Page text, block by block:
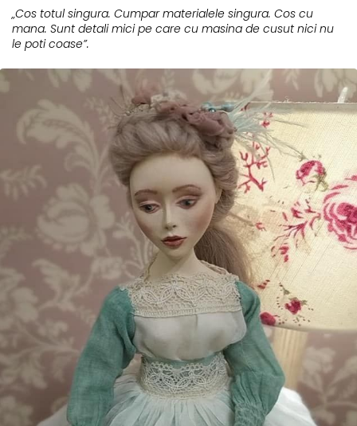
„Cos totul singura. Cumpar materialele singura. Cos cu
mana. Sunt detali mici pe care cu masina de cusut nici nu
le poti coase”.